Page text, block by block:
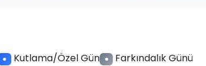
● Kutlama/Özel Gün ● Farkındalık Günü